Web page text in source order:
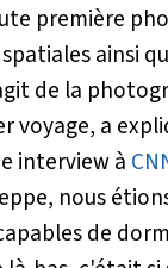
première
ainsi
de la
voyage, a
interview à
nous
de